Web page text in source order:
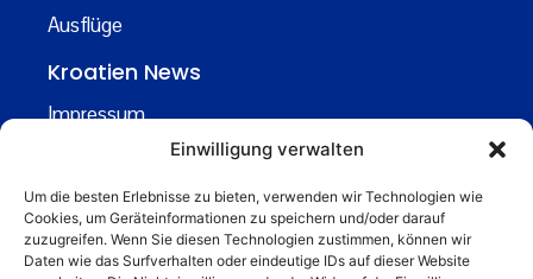
Einwilligung verwalten
Um die besten Erlebnisse zu bieten, verwenden wir Technologien wie
Cookies, um Geräteinformationen zu speichern und/oder darauf
zuzugreifen. Wenn Sie diesen Technologien zustimmen, können wir
Daten wie das Surfverhalten oder eindeutige IDs auf dieser Website
Ausflüge
Kroatien News
Impressum
Kontakt
Über uns